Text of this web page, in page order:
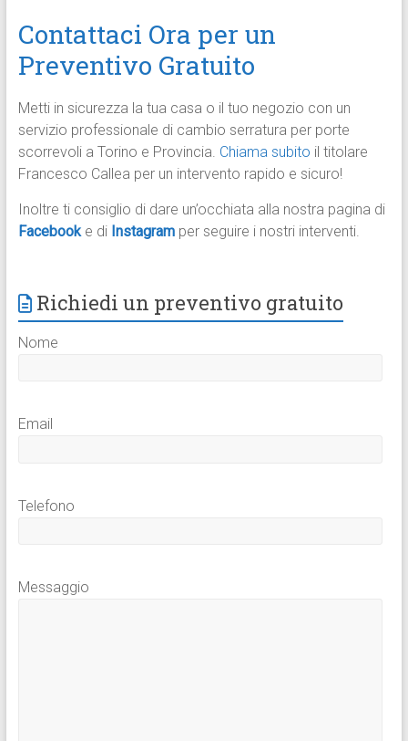
Contattaci Ora per un
Preventivo Gratuito
Metti in sicurezza la tua casa o il tuo negozio con un
servizio professionale di cambio serratura per porte
scorrevoli a Torino e Provincia. Chiama subito il titolare
Francesco Callea per un intervento rapido e sicuro!
Inoltre ti consiglio di dare un’occhiata alla nostra pagina di
Facebook e di Instagram per seguire i nostri interventi.
Richiedi un preventivo gratuito
Nome
Email
Telefono
Messaggio